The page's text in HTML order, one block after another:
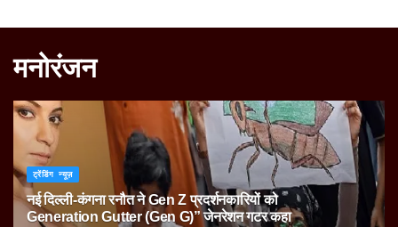
मनोरंजन
ट्रेंडिंग न्यूज़
नई दिल्ली-कंगना रनौत ने Gen Z प्रदर्शनकारियों को
Generation Gutter (Gen G)” जेनरेशन गटर कहा